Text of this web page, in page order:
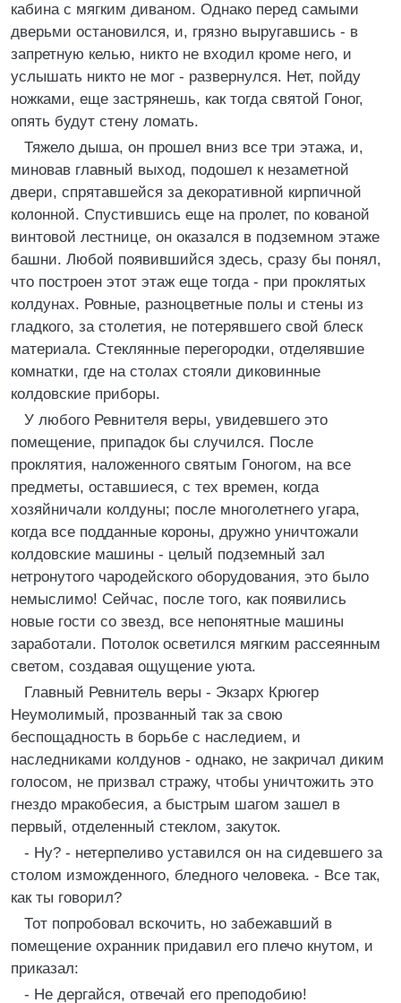
кабина с мягким диваном. Однако перед самыми
дверьми остановился, и, грязно выругавшись - в
запретную келью, никто не входил кроме него, и
услышать никто не мог - развернулся. Нет, пойду
ножками, еще застрянешь, как тогда святой Гоног,
опять будут стену ломать.
Тяжело дыша, он прошел вниз все три этажа, и,
миновав главный выход, подошел к незаметной
двери, спрятавшейся за декоративной кирпичной
колонной. Спустившись еще на пролет, по кованой
винтовой лестнице, он оказался в подземном этаже
башни. Любой появившийся здесь, сразу бы понял,
что построен этот этаж еще тогда - при проклятых
колдунах. Ровные, разноцветные полы и стены из
гладкого, за столетия, не потерявшего свой блеск
материала. Стеклянные перегородки, отделявшие
комнатки, где на столах стояли диковинные
колдовские приборы.
У любого Ревнителя веры, увидевшего это
помещение, припадок бы случился. После
проклятия, наложенного святым Гоногом, на все
предметы, оставшиеся, с тех времен, когда
хозяйничали колдуны; после многолетнего угара,
когда все подданные короны, дружно уничтожали
колдовские машины - целый подземный зал
нетронутого чародейского оборудования, это было
немыслимо! Сейчас, после того, как появились
новые гости со звезд, все непонятные машины
заработали. Потолок осветился мягким рассеянным
светом, создавая ощущение уюта.
Главный Ревнитель веры - Экзарх Крюгер
Неумолимый, прозванный так за свою
беспощадность в борьбе с наследием, и
наследниками колдунов - однако, не закричал диким
голосом, не призвал стражу, чтобы уничтожить это
гнездо мракобесия, а быстрым шагом зашел в
первый, отделенный стеклом, закуток.
- Ну? - нетерпеливо уставился он на сидевшего за
столом изможденного, бледного человека. - Все так,
как ты говорил?
Тот попробовал вскочить, но забежавший в
помещение охранник придавил его плечо кнутом, и
приказал:
- Не дергайся, отвечай его преподобию!